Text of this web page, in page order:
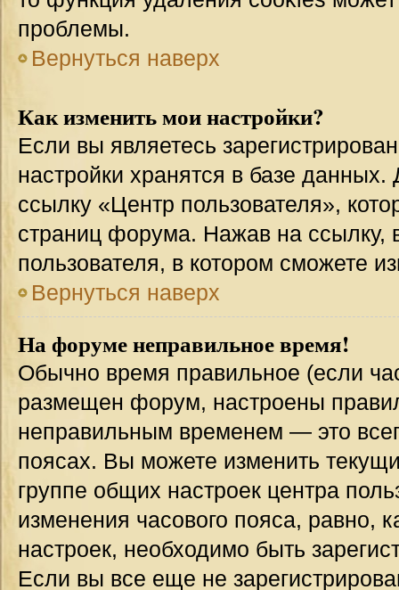
проблемы.
Вернуться наверх
Как изменить мои настройки?
Если вы являетесь
настройки хранятся в базе
ссылку «Центр пользователя»,
страниц форума. Нажав на ссылку,
пользователя, в котором сможете
Вернуться наверх
На форуме неправильное время!
Обычно время правильное (если
размещен форум, настроены
неправильным временем — это
поясах. Вы можете изменить
группе общих настроек центра
изменения часового пояса, равно,
настроек, необходимо быть
Если вы все еще не